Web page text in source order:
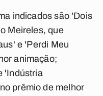
indicados são 'Dois
Meireles, que
e 'Perdi Meu
animação;
'Indústria
prêmio de melhor